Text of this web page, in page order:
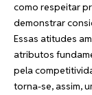
como respeitar
demonstrar
Essas atitudes
atributos
pela
torna-se, assim,